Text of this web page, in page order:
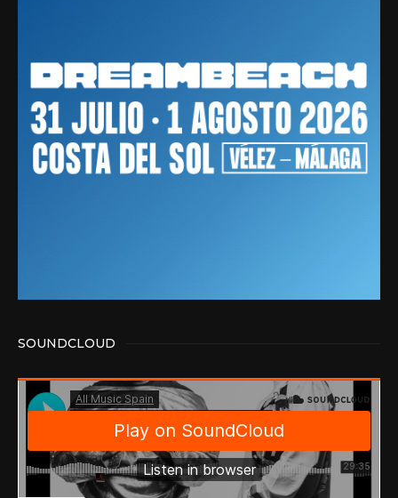
SOUNDCLOUD